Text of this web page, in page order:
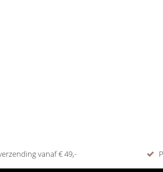
vanaf € 49,-